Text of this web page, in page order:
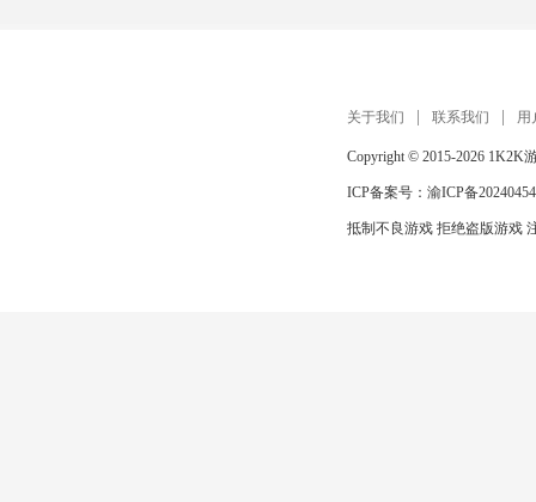
关于我们 联系我们 用
Copyright © 2015-2026 1K2K
ICP备案号： 渝ICP备
抵制不良游戏 拒绝盗版游戏